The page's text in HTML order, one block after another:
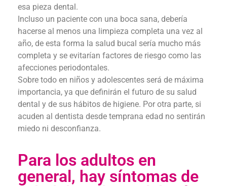
esa pieza dental.
Incluso un paciente con una boca sana, debería
hacerse al menos una limpieza completa una vez al
año, de esta forma la salud bucal sería mucho más
completa y se evitarían factores de riesgo como las
afecciones periodontales.
Sobre todo en niños y adolescentes será de máxima
importancia, ya que definirán el futuro de su salud
dental y de sus hábitos de higiene. Por otra parte, si
acuden al dentista desde temprana edad no sentirán
miedo ni desconfianza.
Para los adultos en
general, hay síntomas de